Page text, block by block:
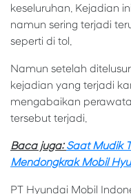
keseluruhan. Kejadian
namun sering terjadi
seperti di tol.
Namun setelah
kejadian yang terjadi
mengabaikan
tersebut terjadi.
Baca juga:Saat Mudik
Mendongkrak Mobil
PT Hyundai Mobil